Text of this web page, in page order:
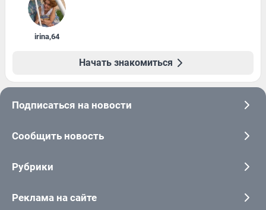
irina,64
Начать знакомиться
Подписаться на новости
Сообщить новость
Рубрики
Реклама на сайте